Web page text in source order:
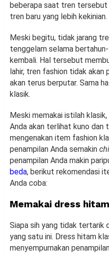
beberapa saat tren
tren baru yang lebih kekinian.
Meski begitu, tidak jarang
tenggelam selama
kembali. Hal tersebut
lahir, tren fashion tidak akan
akan terus berputar. Sama
klasik.
Meski memakai istilah
Anda akan terlihat kuno dan
mengenakan item fashion
penampilan Anda semakin
penampilan Anda makin
beda, berikut rekomendasi
Anda coba:
Memakai dress
Siapa sih yang tidak tertarik
yang satu ini. Dress hitam
menyempurnakan